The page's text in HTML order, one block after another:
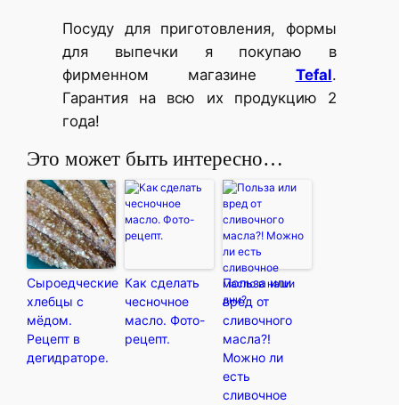
Посуду для приготовления, формы
для выпечки я покупаю в
фирменном магазине Tefal.
Гарантия на всю их продукцию 2
года!
Это может быть интересно…
Сыроедческие
хлебцы с
мёдом.
Рецепт в
дегидраторе.
Как сделать
чесночное
масло. Фото-
рецепт.
Польза или
вред от
сливочного
масла?!
Можно ли
есть
сливочное